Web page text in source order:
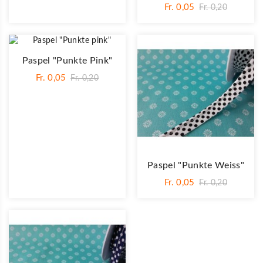
Fr. 0,05 Fr. 0,20
Paspel "Punkte Pink"
Fr. 0,05 Fr. 0,20
Paspel "Punkte Weiss"
Fr. 0,05 Fr. 0,20